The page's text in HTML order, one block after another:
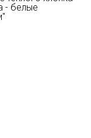
цвета
и в
- белые